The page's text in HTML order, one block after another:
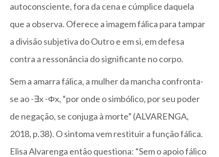
autoconsciente, fora da cena e cúmplice daquela
que a observa. Oferece a imagem fálica para tampar
a divisão subjetiva do Outro e em si, em defesa
contra a ressonância do significante no corpo.
Sem a amarra fálica, a mulher da mancha confronta-
se ao -∃x -Φx, “por onde o simbólico, por seu poder
de negação, se conjuga à morte” (ALVARENGA,
2018, p.38). O sintoma vem restituir a função fálica.
Elisa Alvarenga então questiona: “Sem o apoio fálico